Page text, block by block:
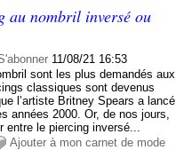
au nombril inversé ou
11/08/21 16:53
sont les plus demandés aux
classiques sont devenus
l’artiste Britney Spears a lancé
années 2000. Or, de nos jours,
entre le piercing inversé...
Ajouter à mon carnet de mode